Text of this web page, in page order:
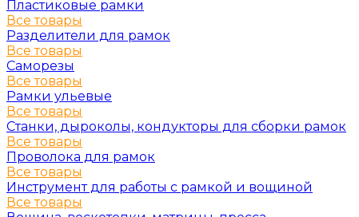
Пластиковые рамки
Все товары
Разделители для рамок
Все товары
Саморезы
Все товары
Рамки ульевые
Все товары
Станки, дыроколы, кондукторы для сборки рамок
Все товары
Проволока для рамок
Все товары
Инструмент для работы с рамкой и вощиной
Все товары